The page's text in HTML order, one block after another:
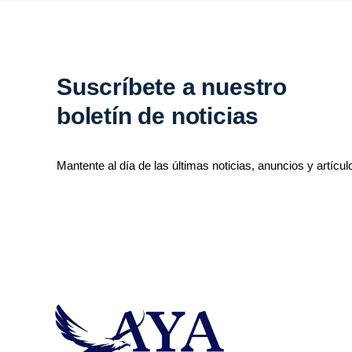
Suscríbete a nuestro
boletín de noticias
Mantente al día de las últimas noticias, anuncios y